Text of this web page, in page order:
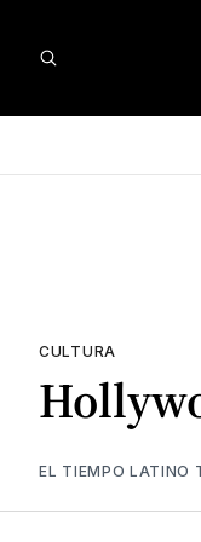
CULTURA
EL TIEMPO LATINO